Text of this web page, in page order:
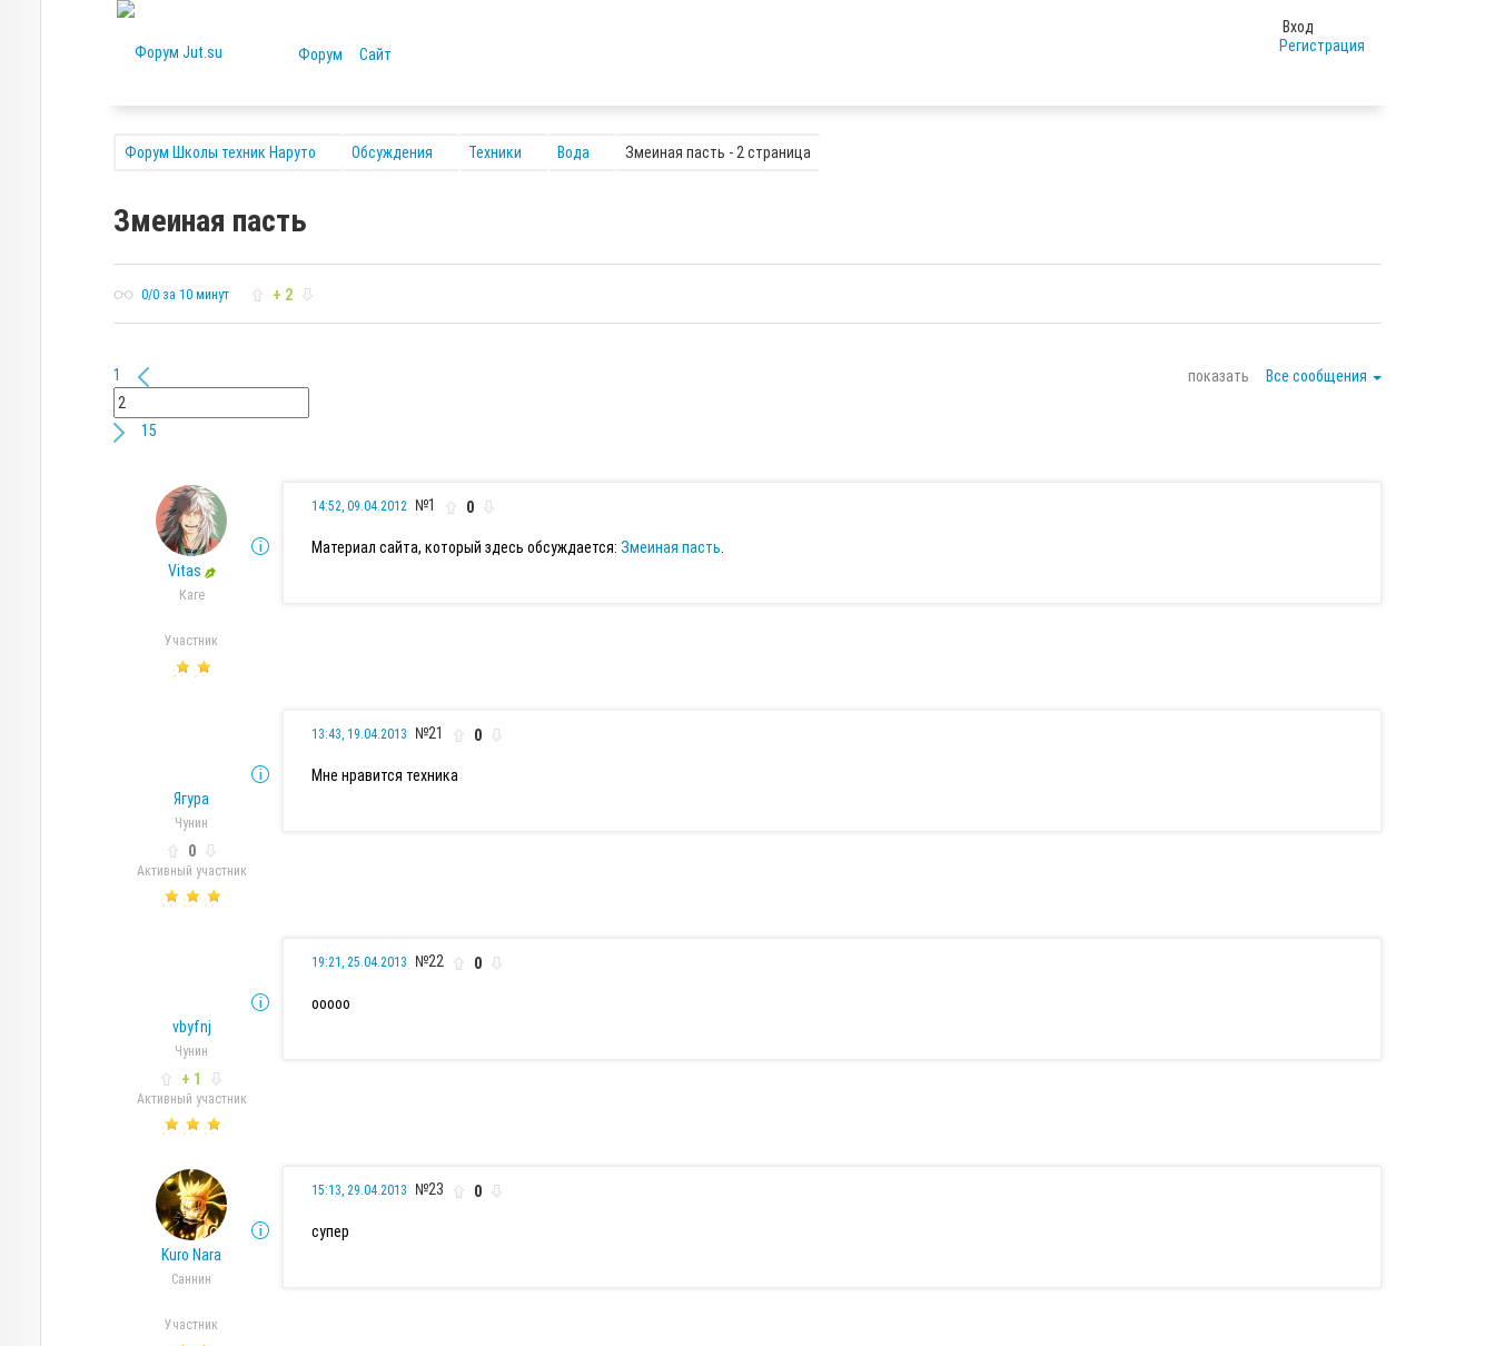
Форум Сайт
Вход
Регистрация
Форум Школы техник Наруто Обсуждения Техники Вода Змеиная пасть - 2 страница
Змеиная пасть
0/0 за 10 минут + 2
1
15
показать Все сообщения
Vitas
Каге
Участник
14:52, 09.04.2012 №1 0
Материал сайта, который здесь обсуждается: Змеиная пасть
Ягура
Чунин
0
Активный участник
13:43, 19.04.2013 №21 0
Мне нравится техника
vbyfnj
Чунин
+ 1
Активный участник
19:21, 25.04.2013 №22 0
ооооо
Kuro Nara
Саннин
Участник
15:13, 29.04.2013 №23 0
супер